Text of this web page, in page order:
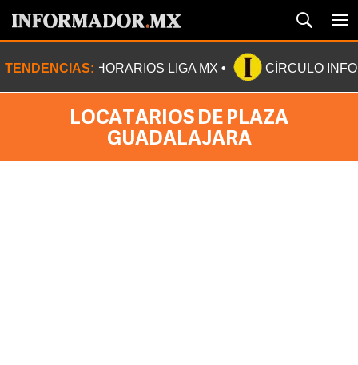
TENDENCIAS: HORARIOS LIGA MX CÍRCULO
LOCATARIOS DE PLAZA
GUADALAJARA